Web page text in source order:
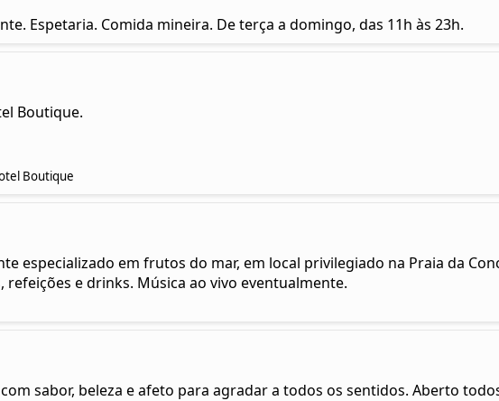
Espetaria. Comida mineira. De terça a domingo, das 11h às 23h.
Boutique.
Boutique
especializado em frutos do mar, em local privilegiado na Praia da
refeições e drinks. Música ao vivo eventualmente.
sabor, beleza e afeto para agradar a todos os sentidos. Aberto